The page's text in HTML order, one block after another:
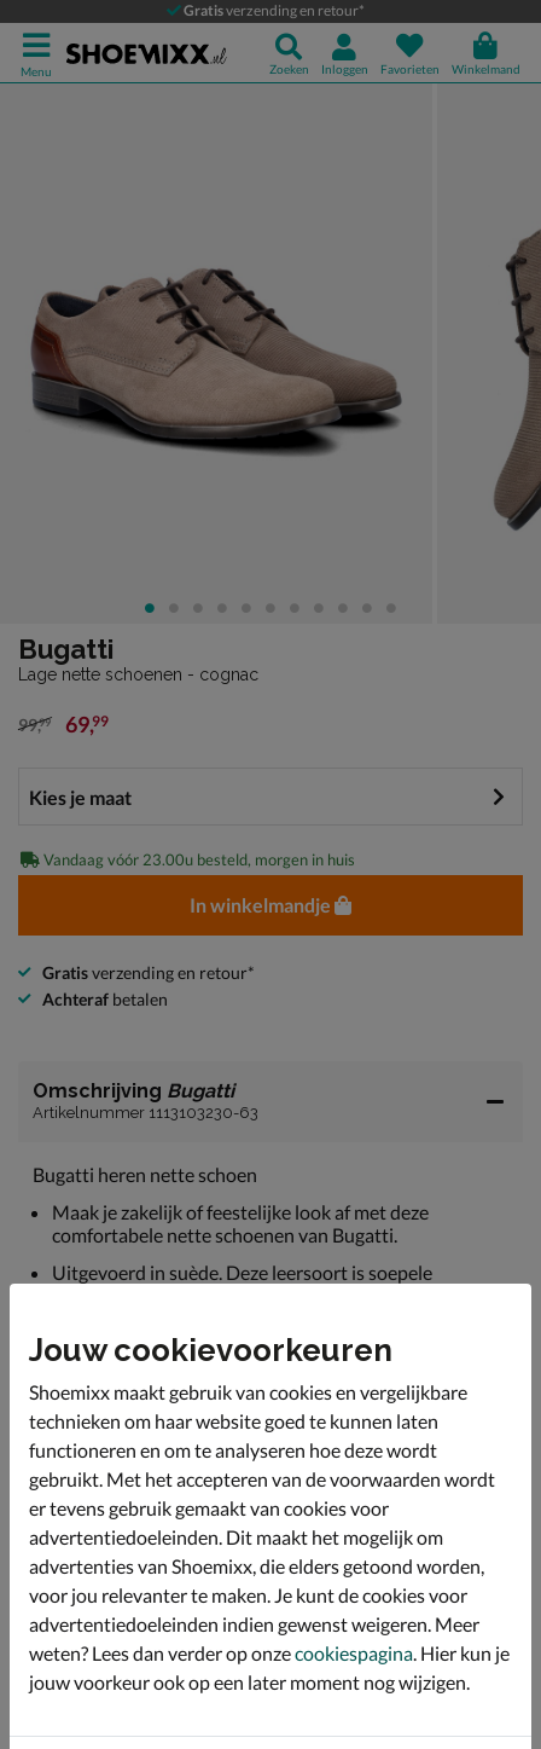
Gratisverzending en retour*
Menu Zoeken Inloggen Favorieten Winkelmand
Lage nette schoenen
Bugatti
Lage nette schoenen - cognac
van € 99,99 voor € 69,99
99,99 69,99
Vandaag vóór 23.00u besteld, morgen in huis
In winkelmandje
Gratisverzending en retour*
Achteraf betalen
Omschrijving Bugatti
Artikelnummer 1113103230-63
Bugatti heren nette schoen
Maak je zakelijk of feestelijke look af met deze
comfortabele nette schoenen van Bugatti.
Uitgevoerd in suède. Deze leersoort is soepele
Gevoerd met textiel.
Voorzien van een licht dempend voetbed van leer en
textiel. Het leer zorgt voor een betere vocht- en
warmte regulatie wat de voeten koel houdt.
Afgewerkt met een rubberen loopzool.
Specificaties
Over Bugatti
Bekijk meer
Heren Schoenen Nette schoenen
Jouw cookievoorkeuren
Shoemixx maakt gebruik van cookies en vergelijkbare
technieken om haar website goed te kunnen laten
functioneren en om te analyseren hoe deze wordt
gebruikt. Met het accepteren van de voorwaarden wordt
er tevens gebruik gemaakt van cookies voor
advertentiedoeleinden. Dit maakt het mogelijk om
advertenties van Shoemixx, die elders getoond worden,
voor jou relevanter te maken. Je kunt de cookies voor
advertentiedoeleinden indien gewenst weigeren. Meer
weten? Lees dan verder op onzecookiespagina . Hier kun je
jouw voorkeur ook op een later moment nog wijzigen.